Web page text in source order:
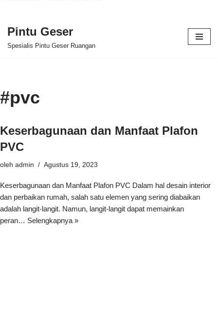
Lompat
Pintu Geser
Spesialis Pintu Geser Ruangan
#pvc
Keserbagunaan dan Manfaat Plafon
PVC
oleh admin Agustus 19, 2023
Keserbagunaan dan Manfaat Plafon PVC Dalam hal desain interior
dan perbaikan rumah, salah satu elemen yang sering diabaikan
adalah langit-langit. Namun, langit-langit dapat memainkan
peran… Selengkapnya »